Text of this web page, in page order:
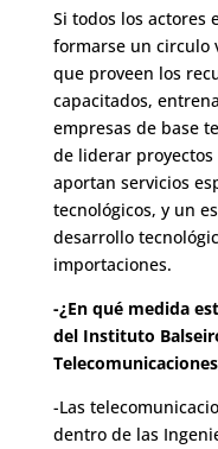
Si todos los actores
formarse un circulo
que proveen los
capacitados,
empresas de base
de liderar
aportan servicios
tecnológicos, y un
desarrollo
importaciones.
-¿En qué medida
del Instituto
-Las
dentro de las